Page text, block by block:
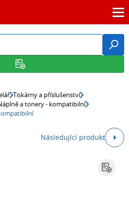
Tiskárny a příslušenství
a tonery - kompatibilní
Následující produkt